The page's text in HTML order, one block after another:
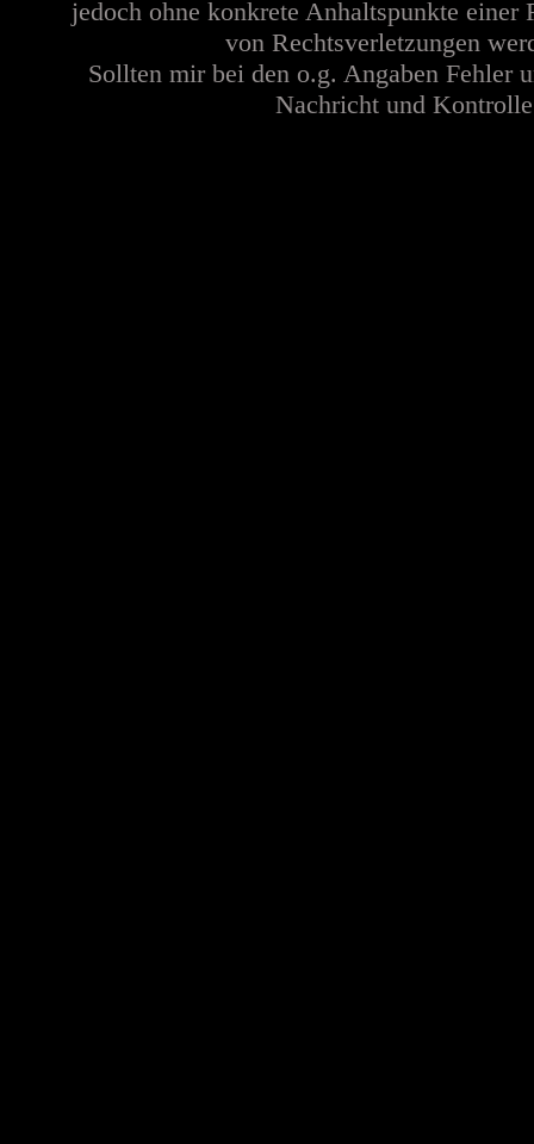
jedoch ohne konkrete Anhaltspunkte
von Rechtsverletzungen
Sollten mir bei den o.g. Angaben Fehler
Nachricht und